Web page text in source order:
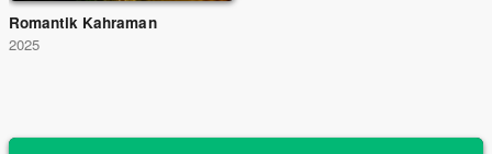
Romantik Kahraman
2025